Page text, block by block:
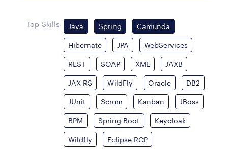
Top-Skills Java Spring Camunda
Hibernate JPA WebServices
REST SOAP XML JAXB
JAX-RS WildFly Oracle DB2
JUnit Scrum Kanban JBoss
BPM Spring Boot Keycloak
Wildfly Eclipse RCP